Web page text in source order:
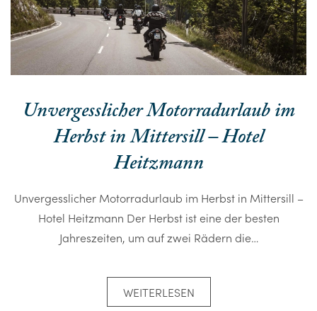
Unvergesslicher Motorradurlaub im
Herbst in Mittersill – Hotel
Heitzmann
Unvergesslicher Motorradurlaub im Herbst in Mittersill –
Hotel Heitzmann Der Herbst ist eine der besten
Jahreszeiten, um auf zwei Rädern die…
WEITERLESEN